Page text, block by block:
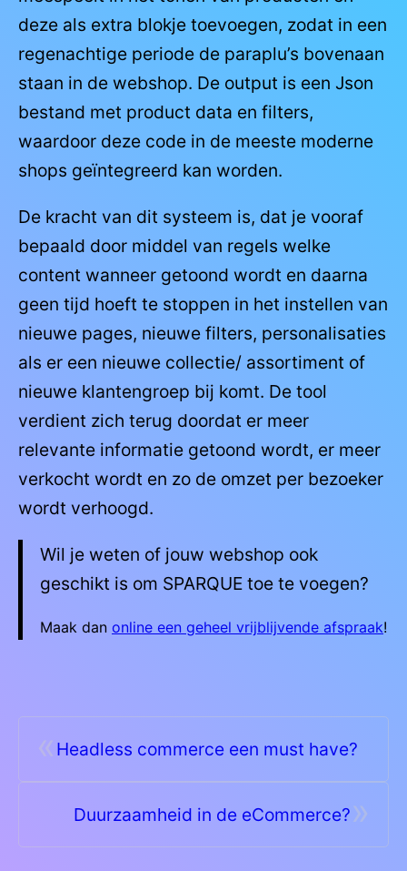
deze als extra blokje toevoegen, zodat in een
regenachtige periode de paraplu’s bovenaan
staan in de webshop. De output is een Json
bestand met product data en filters,
waardoor deze code in de meeste moderne
shops geïntegreerd kan worden.
De kracht van dit systeem is, dat je vooraf
bepaald door middel van regels welke
content wanneer getoond wordt en daarna
geen tijd hoeft te stoppen in het instellen van
nieuwe pages, nieuwe filters, personalisaties
als er een nieuwe collectie/ assortiment of
nieuwe klantengroep bij komt. De tool
verdient zich terug doordat er meer
relevante informatie getoond wordt, er meer
verkocht wordt en zo de omzet per bezoeker
wordt verhoogd.
Wil je weten of jouw webshop ook
geschikt is om SPARQUE toe te voegen?
Maak dan online een geheel vrijblijvende afspraak!
Headless commerce een must have?
»
Duurzaamheid in de eCommerce?